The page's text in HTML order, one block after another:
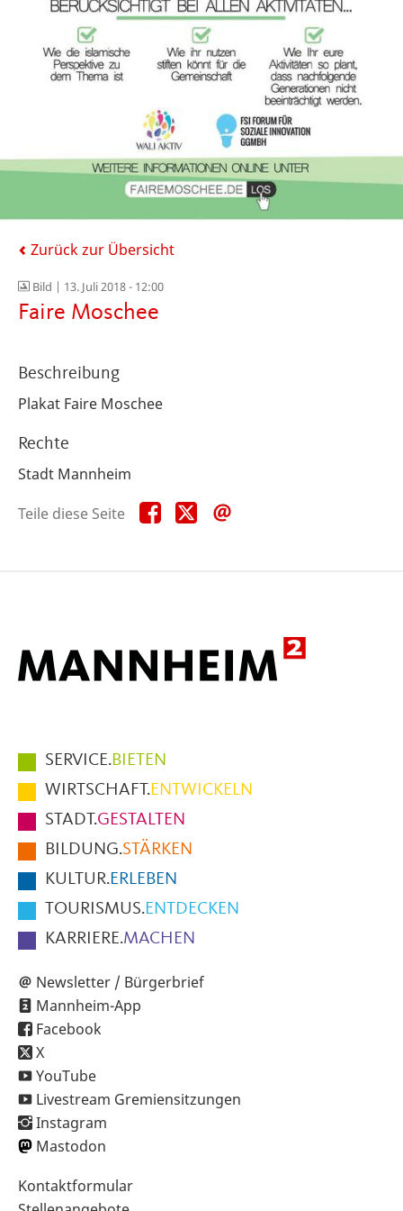
Zurück zur Übersicht
Bild | 13. Juli 2018 - 12:00
Faire Moschee
Beschreibung
Plakat Faire Moschee
Rechte
Stadt Mannheim
Teile diese Seite
Teile
diese
Teile
diese
Hauptmenüpunkte
im
Fußbereich
der
Seite
SERVICE.BIETEN
WIRTSCHAFT.ENTWICKELN
STADT.GESTALTEN
BILDUNG.STÄRKEN
KULTUR.ERLEBEN
TOURISMUS.ENTDECKEN
KARRIERE.MACHEN
Newsletter / Bürgerbrief
Mannheim-App
Facebook
X
YouTube
Livestream Gremiensitzungen
Instagram
Mastodon
Sekundärnavigation
Kontaktformular